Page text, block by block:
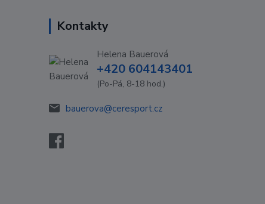
Kontakty
Helena Bauerová
+420 604143401
(Po-Pá, 8-18 hod.)
bauerova@ceresport.cz